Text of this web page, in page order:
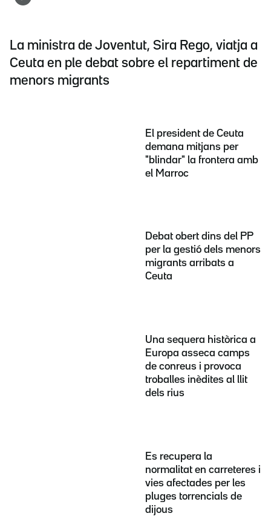
La ministra de Joventut, Sira Rego, viatja a
Ceuta en ple debat sobre el repartiment de
menors migrants
El president de Ceuta
demana mitjans per
"blindar" la frontera amb
el Marroc
Debat obert dins del PP
per la gestió dels menors
migrants arribats a
Ceuta
Una sequera històrica a
Europa asseca camps
de conreus i provoca
troballes inèdites al llit
dels rius
Es recupera la
normalitat en carreteres i
vies afectades per les
pluges torrencials de
dijous